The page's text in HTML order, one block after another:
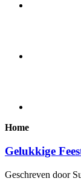
Home
Gelukkige
Geschreven door